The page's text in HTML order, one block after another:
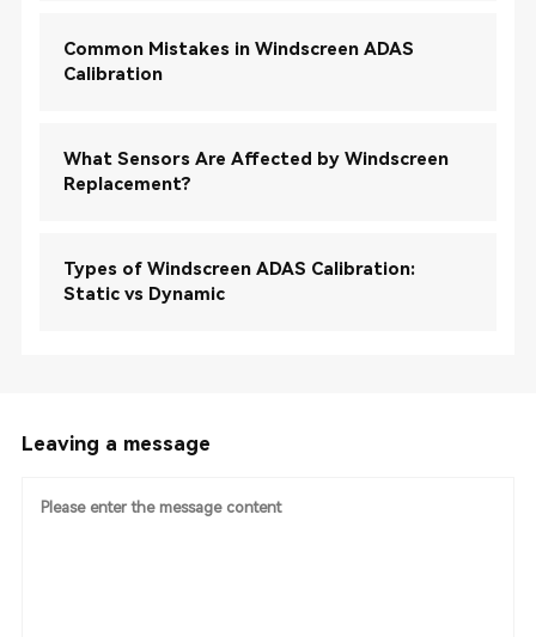
Common Mistakes in Windscreen ADAS
Calibration
What Sensors Are Affected by Windscreen
Replacement?
Types of Windscreen ADAS Calibration:
Static vs Dynamic
Leaving a message